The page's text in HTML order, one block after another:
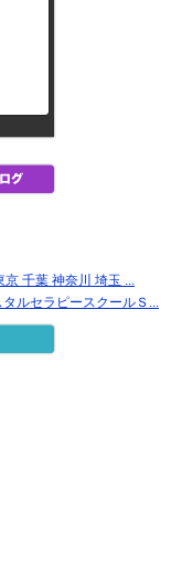
千葉 神奈川 埼玉 ...
ルセラピースクールＳ...